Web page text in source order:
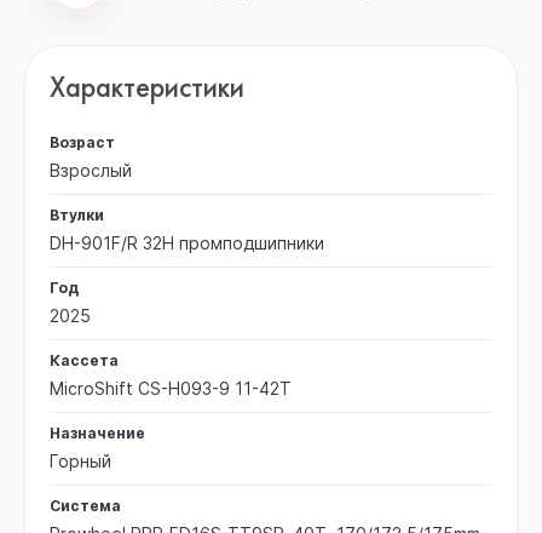
Характеристики
Возраст
Взрослый
Втулки
DH-901F/R 32H промподшипники
Год
2025
Кассета
MicroShift CS-H093-9 11-42T
Назначение
Горный
Система